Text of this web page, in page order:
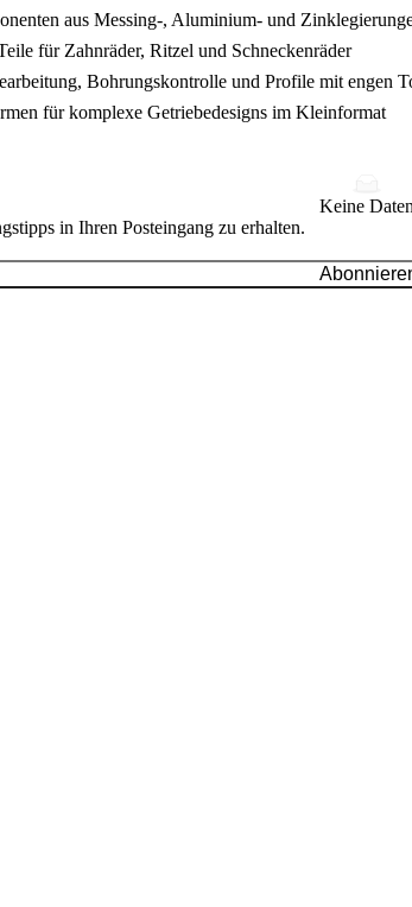
aus Messing-, Aluminium- und
für Zahnräder, Ritzel und Schneckenräder
Bohrungskontrolle und Profile mit engen
für komplexe Getriebedesigns im Kleinformat
Keine Daten
in Ihren Posteingang zu erhalten.